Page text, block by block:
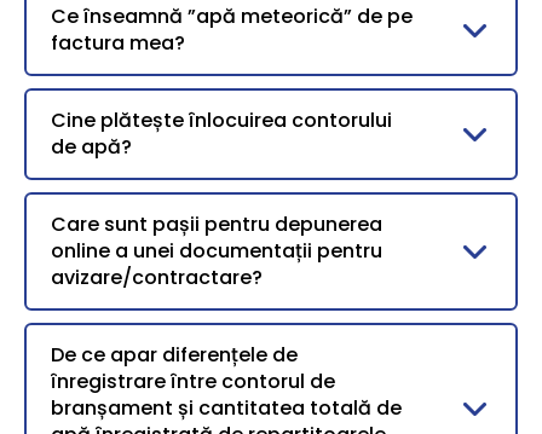
Ce înseamnă ”apă meteorică” de pe
factura mea?
Cine plătește înlocuirea contorului
de apă?
Care sunt pașii pentru depunerea
online a unei documentații pentru
avizare/contractare?
De ce apar diferențele de
înregistrare între contorul de
branșament și cantitatea totală de